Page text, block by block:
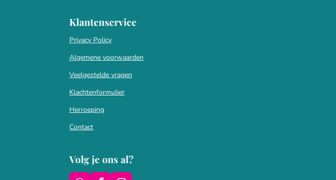
Klantenservice
Privacy Policy
Algemene voorwaarden
Veelgestelde vragen
Klachtenformulier
Herroeping
Contact
Volg je ons al?